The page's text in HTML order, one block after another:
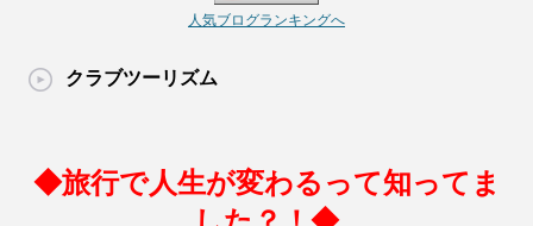
人気ブログランキングへ
クラブツーリズム
◆旅行で人生が変わるって知ってま